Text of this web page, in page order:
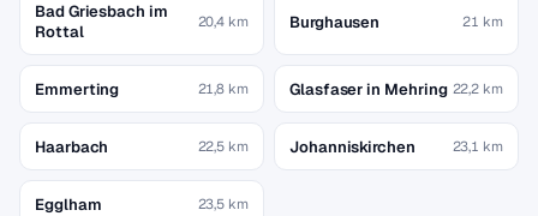
Bad Griesbach im
Rottal
20,4 km Burghausen 21 km
Emmerting 21,8 km Glasfaser in Mehring 22,2 km
Haarbach 22,5 km Johanniskirchen 23,1 km
Egglham 23,5 km